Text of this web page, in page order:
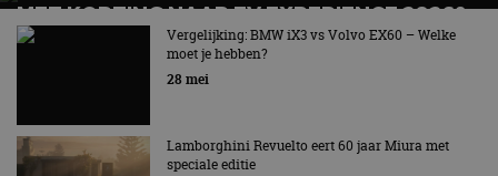
MET KORTING NAAR EV EXPERIENCE 2026?
AUTORAI REGELT HET!
EV Experience 2026 van 24 tot 26 september
Vergelijking: BMW iX3 vs Volvo EX60 – Welke
moet je hebben?
28 mei
Lamborghini Revuelto eert 60 jaar Miura met
speciale editie